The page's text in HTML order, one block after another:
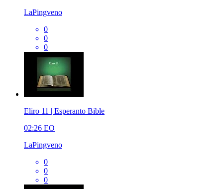
LaPingveno
0
0
0
Eliro 11 | Esperanto Bible
02:26 EO
LaPingveno
0
0
0